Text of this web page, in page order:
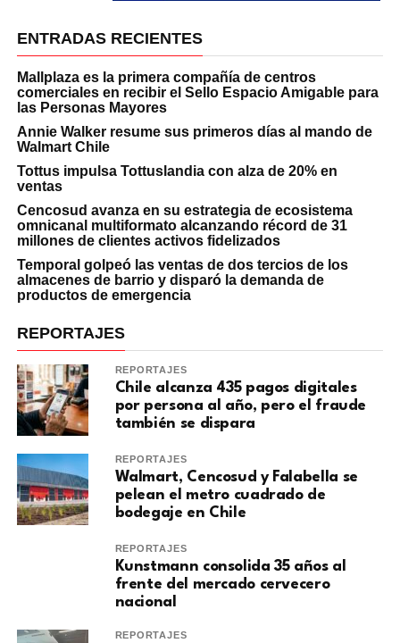
ENTRADAS RECIENTES
Mallplaza es la primera compañía de centros
comerciales en recibir el Sello Espacio Amigable para
las Personas Mayores
Annie Walker resume sus primeros días al mando de
Walmart Chile
Tottus impulsa Tottuslandia con alza de 20% en
ventas
Cencosud avanza en su estrategia de ecosistema
omnicanal multiformato alcanzando récord de 31
millones de clientes activos fidelizados
Temporal golpeó las ventas de dos tercios de los
almacenes de barrio y disparó la demanda de
productos de emergencia
REPORTAJES
REPORTAJES
Chile alcanza 435 pagos digitales
por persona al año, pero el fraude
también se dispara
REPORTAJES
Walmart, Cencosud y Falabella se
pelean el metro cuadrado de
bodegaje en Chile
REPORTAJES
Kunstmann consolida 35 años al
frente del mercado cervecero
nacional
REPORTAJES